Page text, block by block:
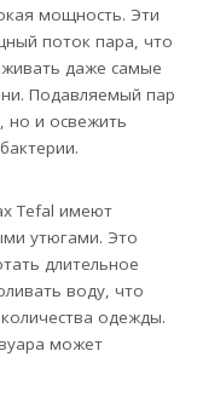
мощность. Эти
поток пара, что
даже самые
Подавляемый пар
но и освежить
Tefal имеют
утюгами. Это
длительное
воду, что
одежды.
может